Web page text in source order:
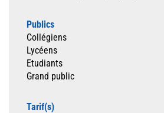
Publics
Collégiens
Lycéens
Etudiants
Grand public
Tarif(s)